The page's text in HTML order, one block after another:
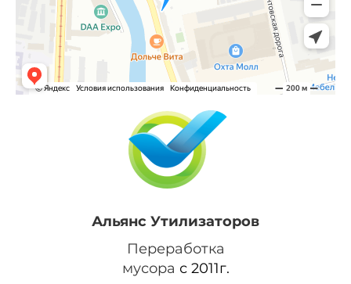
Альянс Утилизаторов
Переработка
мусора с 2011г.